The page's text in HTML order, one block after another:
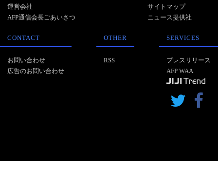
運営会社
AFP通信会長ごあいさつ
サイトマップ
ニュース提供社
CONTACT
お問い合わせ
広告のお問い合わせ
OTHER
RSS
SERVICES
プレスリリース
AFP WAA